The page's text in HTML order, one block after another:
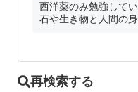
西洋薬のみ勉強して
石や生き物と人間の
再検索する